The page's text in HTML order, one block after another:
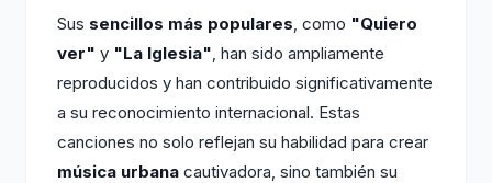
Sus sencillos más populares, como "Quiero
ver" y "La Iglesia", han sido ampliamente
reproducidos y han contribuido significativamente
a su reconocimiento internacional. Estas
canciones no solo reflejan su habilidad para crear
música urbana cautivadora, sino también su